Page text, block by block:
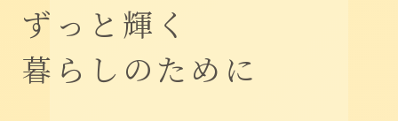
ず っ と 輝 く
暮 ら し の た め に